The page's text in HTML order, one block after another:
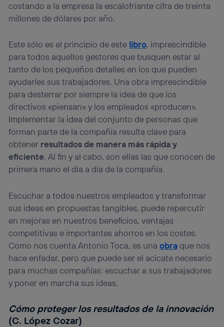
costando a la empresa la escalofriante cifra de treinta
millones de dólares por año.
Este sólo es el principio de este libro, imprescindible
para todos aquellos gestores que busquen estar al
tanto de los pequeños detalles en los que pueden
ayudarles sus trabajadores. Una obra imprescindible
para desterrar por siempre la idea de que los
directivos «piensan» y los empleados «producen».
Implementar la idea del conjunto de personas que
forman parte de la compañía resulta clave para
obtener resultados de manera más rápida y
eficiente. Al fin y al cabo, son ellas las que conocen de
primera mano el día a día de la compañía.
Escuchar a todos nuestros empleados y transformar
sus ideas en propuestas tangibles, puede repercutir
en mejoras en nuestros beneficios, ventajas
competitivas e importantes ahorros en los costes.
Como nos cuenta Antonio Toca, es unaobraque nos
hace enfadar, pero que puede ser el acicate necesario
para muchas compañías: escuchar a sus trabajadores
y poner en marcha sus ideas.
Cómo proteger los resultados de la innovación
(C. López Cozar)